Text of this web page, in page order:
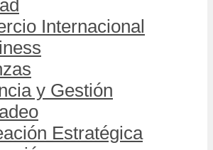
Internacional
y Gestión
Estratégica